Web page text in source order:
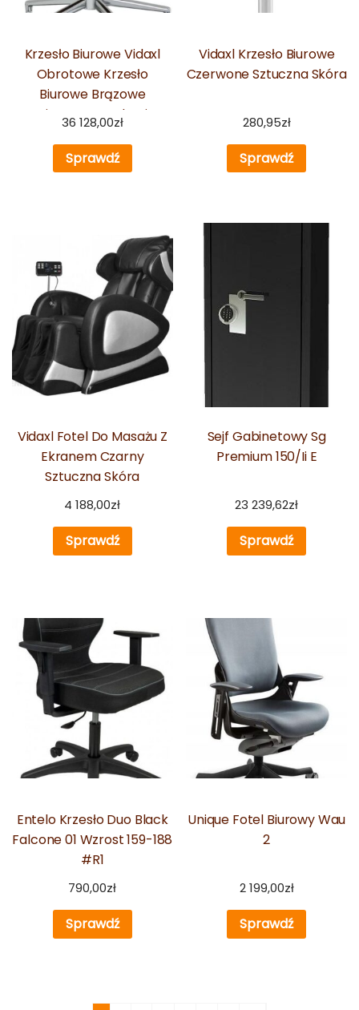
Krzesło Biurowe Vidaxl
Obrotowe Krzesło
Biurowe Brązowe
Tapicerowane Tkaniną
36 128,00zł
Sprawdź
Vidaxl Krzesło Biurowe
Czerwone Sztuczna Skóra
280,95zł
Sprawdź
Vidaxl Fotel Do Masażu Z
Ekranem Czarny
Sztuczna Skóra
4 188,00zł
Sprawdź
Sejf Gabinetowy Sg
Premium 150/Ii E
23 239,62zł
Sprawdź
Entelo Krzesło Duo Black
Falcone 01 Wzrost 159-188
#R1
790,00zł
Sprawdź
Unique Fotel Biurowy Wau
2
2 199,00zł
Sprawdź